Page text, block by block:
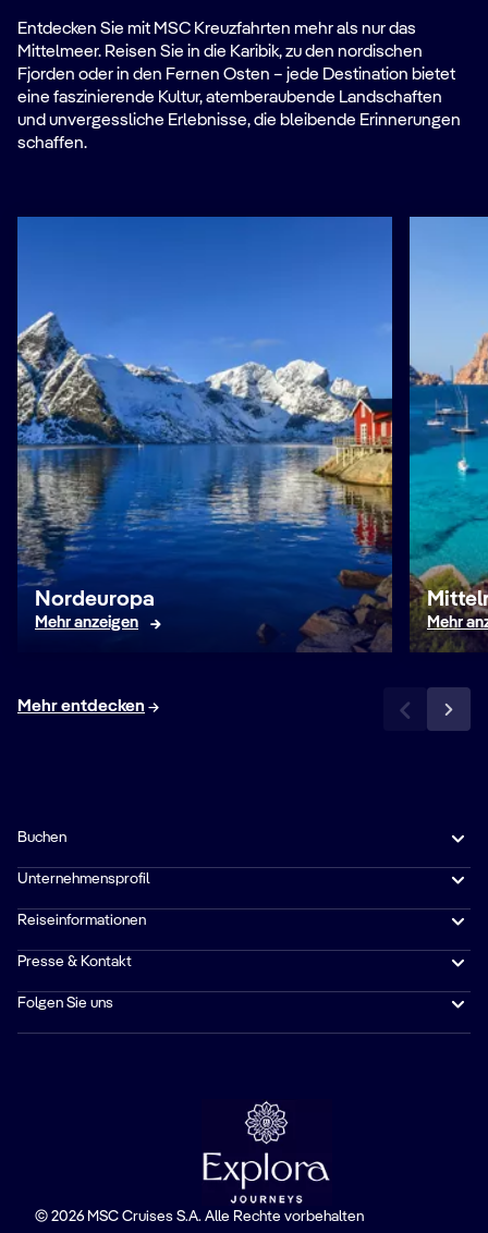
Entdecken Sie mit MSC Kreuzfahrten mehr als nur das
Mittelmeer. Reisen Sie in die Karibik, zu den nordischen
Fjorden oder in den Fernen Osten – jede Destination bietet
eine faszinierende Kultur, atemberaubende Landschaften
und unvergessliche Erlebnisse, die bleibende Erinnerungen
schaffen.
Nordeuropa
Mehr anzeigen Mehr
Mehr entdecken
Buchen
Unternehmensprofil
Reiseinformationen
Presse & Kontakt
Folgen Sie uns
© 2026 MSC Cruises S.A. Alle Rechte vorbehalten